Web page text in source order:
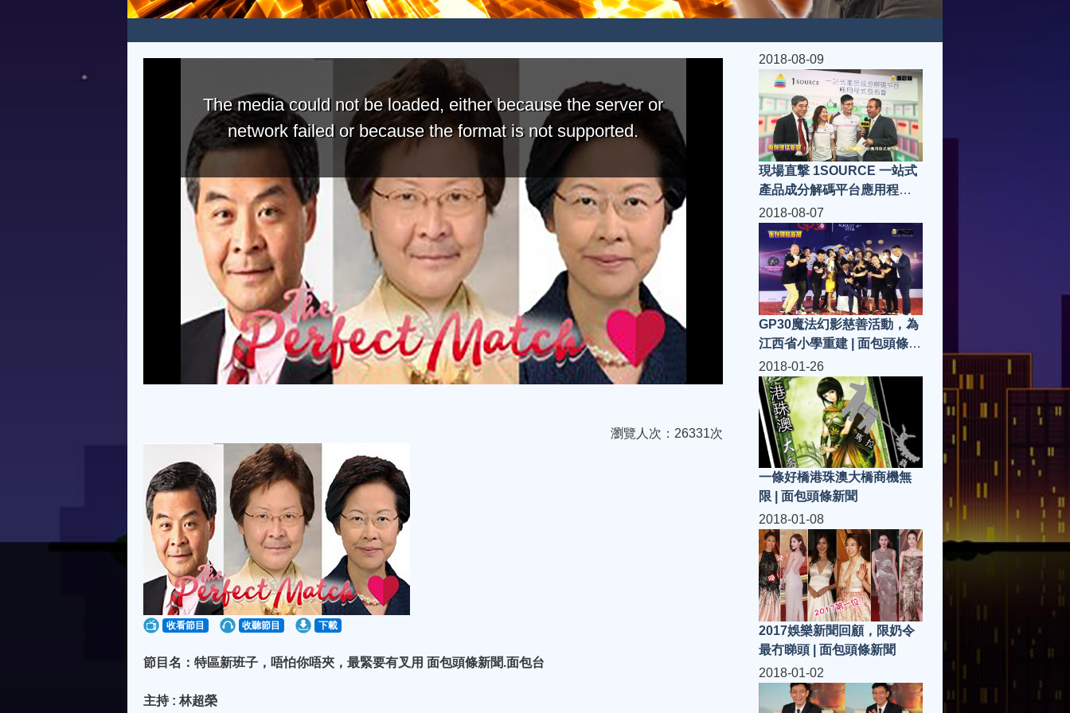
The media could not be loaded, either because the server or
network failed or because the format is not supported.
瀏覽人次：26331次
收看節目 收聽節目 下載
節目名：特區新班子，唔怕你唔夾，最緊要有叉用 面包頭條新聞.面包台
主持 : 林超榮
2018-08-09
現場直撃 1SOURCE 一站式
產品成分解碼平台應用程式
發布會 | 面包頭條新聞
2018-08-07
GP30魔法幻影慈善活動，為
江西省小學重建 | 面包頭條新
聞
2018-01-26
一條好橋港珠澳大橋商機無
限 | 面包頭條新聞
2018-01-08
2017娛樂新聞回顧，限奶令
最冇睇頭 | 面包頭條新聞
2018-01-02